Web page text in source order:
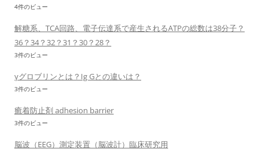
4件のビュー
解糖系、TCA回路、電子伝達系で産生されるATPの総数は38分子？
36？34？32？31？30？28？
3件のビュー
γグロブリンとは？Ig Gとの違いは？
3件のビュー
癒着防止剤 adhesion barrier
3件のビュー
脳波（EEG）測定装置（脳波計）臨床研究用